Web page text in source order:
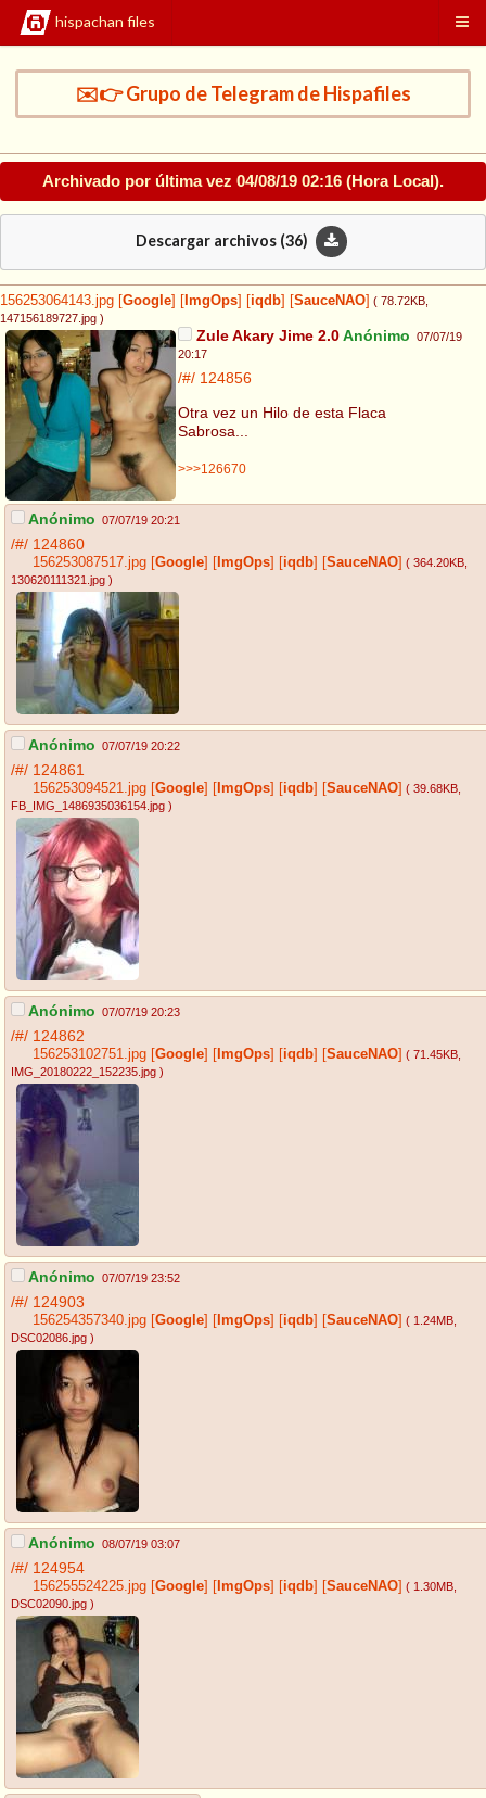
hispachan files
✉️👉 Grupo de Telegram de Hispafiles
Archivado por última vez 04/08/19 02:16 (Hora Local).
Descargar archivos (36)
156253064143.jpg Google ImgOps iqdb SauceNAO ( 78.72KB
147156189727.jpg )
Zule Akary Jime 2.0Anónimo 07/07/19
20:17
/#/ 124856
Otra vez un Hilo de esta Flaca
Sabrosa...
>>>126670
Anónimo 07/07/19 20:21
/#/ 124860
156253087517.jpg Google ImgOps iqdb SauceNAO ( 364.20KB,
130620111321.jpg )
Anónimo 07/07/19 20:22
/#/ 124861
156253094521.jpg Google ImgOps iqdb SauceNAO ( 39.68KB,
FB_IMG_1486935036154.jpg )
Anónimo 07/07/19 20:23
/#/ 124862
156253102751.jpg Google ImgOps iqdb SauceNAO ( 71.45KB,
IMG_20180222_152235.jpg )
Anónimo 07/07/19 23:52
/#/ 124903
156254357340.jpg Google ImgOps iqdb SauceNAO ( 1.24MB,
DSC02086.jpg )
Anónimo 08/07/19 03:07
/#/ 124954
156255524225.jpg Google ImgOps iqdb SauceNAO ( 1.30MB,
DSC02090.jpg )